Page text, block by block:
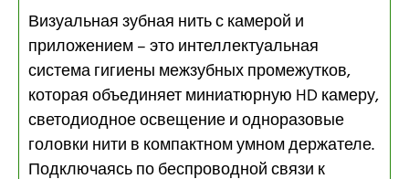
Визуальная зубная нить с камерой и
приложением – это интеллектуальная
система гигиены межзубных промежутков,
которая объединяет миниатюрную HD камеру,
светодиодное освещение и одноразовые
головки нити в компактном умном держателе.
Подключаясь по беспроводной связи к